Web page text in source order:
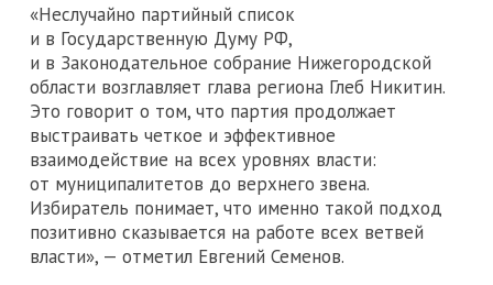
«Неслучайно партийный список
и в Государственную Думу РФ,
и в Законодательное собрание Нижегородской
области возглавляет глава региона Глеб Никитин.
Это говорит о том, что партия продолжает
выстраивать четкое и эффективное
взаимодействие на всех уровнях власти:
от муниципалитетов до верхнего звена.
Избиратель понимает, что именно такой подход
позитивно сказывается на работе всех ветвей
власти», — отметил Евгений Семенов.